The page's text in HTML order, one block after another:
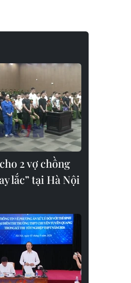
2 vợ chồng
lắc” tại Hà Nội